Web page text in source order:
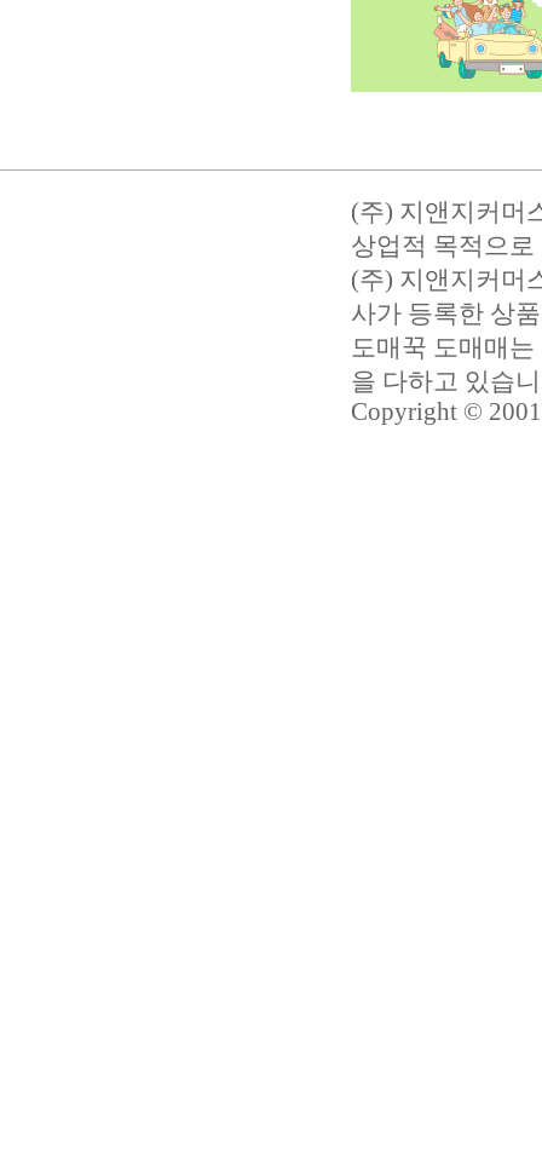
(주) 지앤지커머
상업적 목적으
(주) 지앤지커머
사가 등록한 상
도매꾹 도매매
을 다하고 있습
Copyright ©